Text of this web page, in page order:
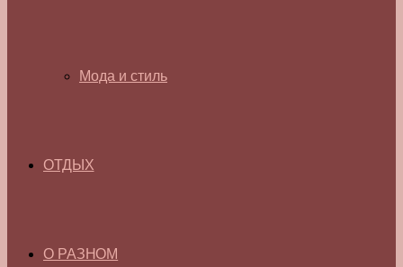
Мода и стиль
ОТДЫХ
О РАЗНОМ